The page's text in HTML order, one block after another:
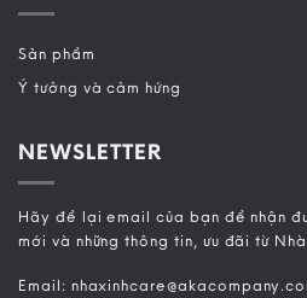
Sản phẩm
Ý tưởng và cảm hứng
NEWSLETTER
Hãy để lại email của bạn để nhận
mới và những thông tin, ưu đãi từ
Email: